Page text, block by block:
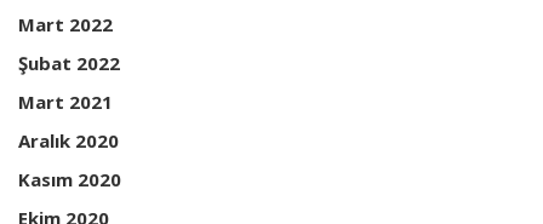
Mart 2022
Şubat 2022
Mart 2021
Aralık 2020
Kasım 2020
Ekim 2020